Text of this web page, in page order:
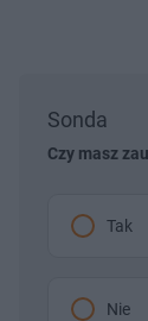
Sonda
Czy masz
Tak
Nie